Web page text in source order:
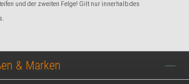
und der zweiten Felge! Gilt nur innerhalb des
& Marken